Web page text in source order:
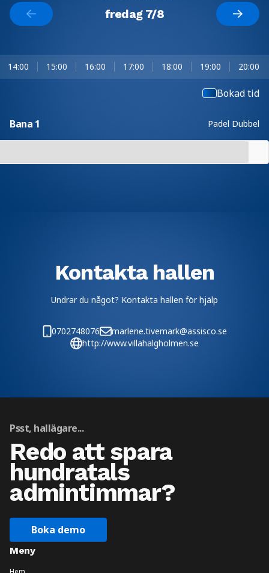
fredag 7/8
14:00 15:00 16:00 17:00 18:00 19:00 20:00
Bokad tid
Bana 1 Padel Dubbel
Kontakta hallen
Undrar du något? Kontakta hallen för hjälp
0702748076
marlene.tivemark@assisco.se
http://www.villahalgholmen.se
Psst, hallägare...
Redo att spara
hundratals
admintimmar?
Boka demo
Meny